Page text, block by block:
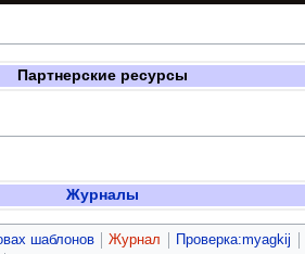
Партнерские ресурсы
Журналы
шаблонов Журнал Проверка:myagkij